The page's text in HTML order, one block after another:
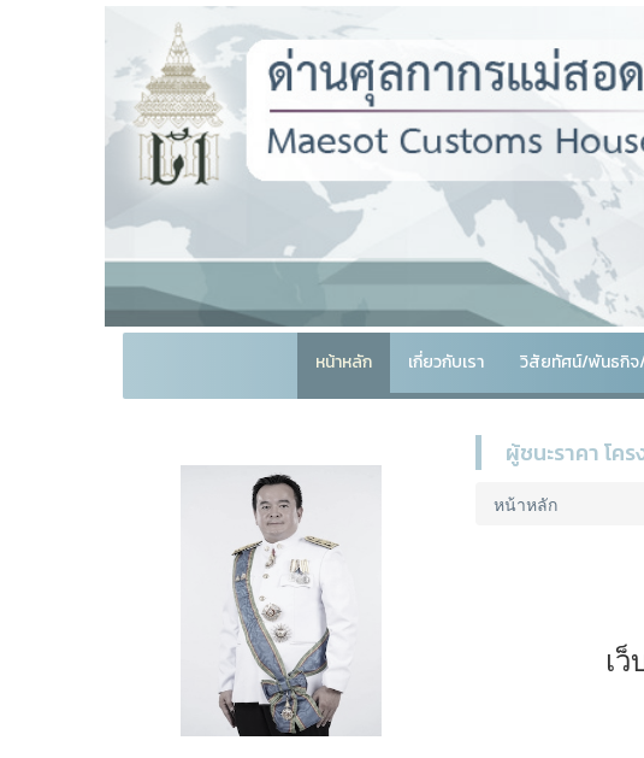
หน้าหลัก เกี่ยวกับเรา วิสัยทัศน์/พันธกิ
ผู้ชนะราคา โค
หน้าหลัก
เ